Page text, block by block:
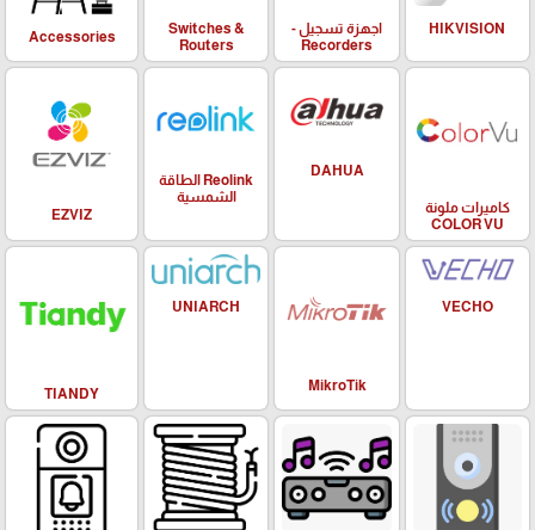
HIKVISION
اجهزة تسجيل -
Recorders
Switches &
Routers
Accessories
كاميرات ملونة
COLOR VU
DAHUA
Reolink الطاقة
الشمسية
EZVIZ
VECHO
MikroTik
UNIARCH
TIANDY